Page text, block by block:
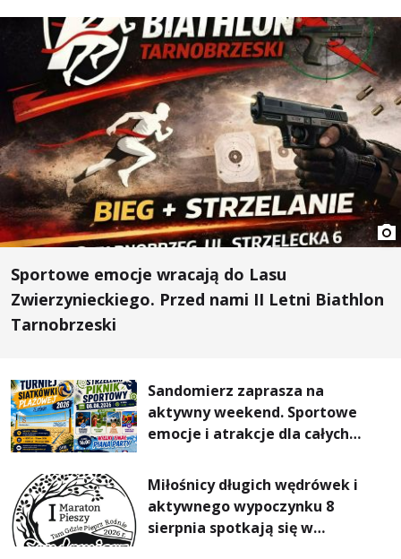
Sportowe emocje wracają do Lasu
Zwierzynieckiego. Przed nami II Letni Biathlon
Tarnobrzeski
Sandomierz zaprasza na
aktywny weekend. Sportowe
emocje i atrakcje dla całych
Miłośnicy długich wędrówek i
aktywnego wypoczynku 8
sierpnia spotkają się w